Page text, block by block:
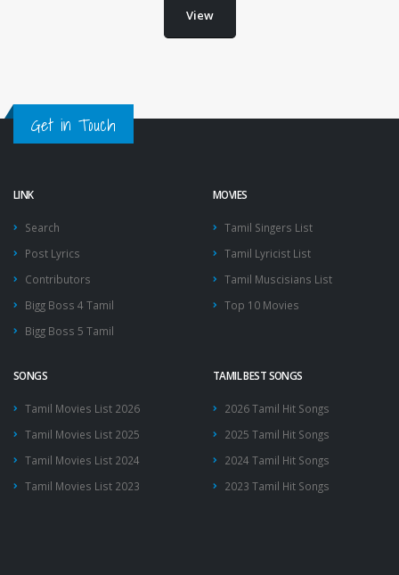
View
Get in Touch
LINK
Search
Post Lyrics
Contributors
Bigg Boss 4 Tamil
Bigg Boss 5 Tamil
MOVIES
Tamil Singers List
Tamil Lyricist List
Tamil Muscisians List
Top 10 Movies
SONGS
Tamil Movies List 2026
Tamil Movies List 2025
Tamil Movies List 2024
Tamil Movies List 2023
TAMIL BEST SONGS
2026 Tamil Hit Songs
2025 Tamil Hit Songs
2024 Tamil Hit Songs
2023 Tamil Hit Songs